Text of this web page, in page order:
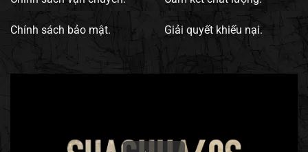
Chính sách bảo mật. Giải quyết khiếu nại.